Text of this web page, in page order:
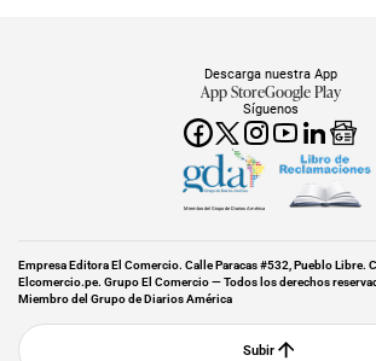
Síguenos
Descarga nuestra App
App StoreGoogle Play
Miembro del Grupo de Diarios América
Empresa Editora El Comercio. Calle Paracas #532, Pueblo Libre.
Elcomercio.pe. Grupo El Comercio — Todos los derechos
Miembro del Grupo de Diarios América
Subir